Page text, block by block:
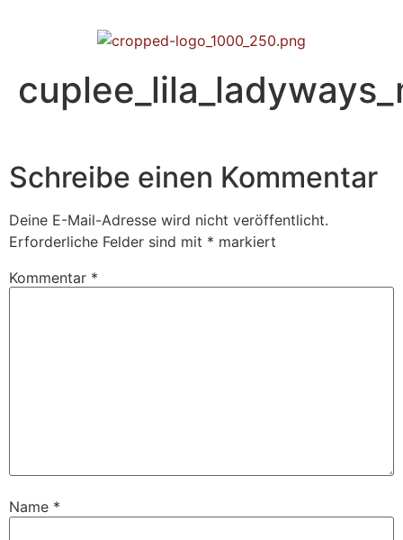
Schreibe einen Kommentar
Deine E-Mail-Adresse wird nicht veröffentlicht.
Erforderliche Felder sind mit * markiert
Kommentar *
Name *